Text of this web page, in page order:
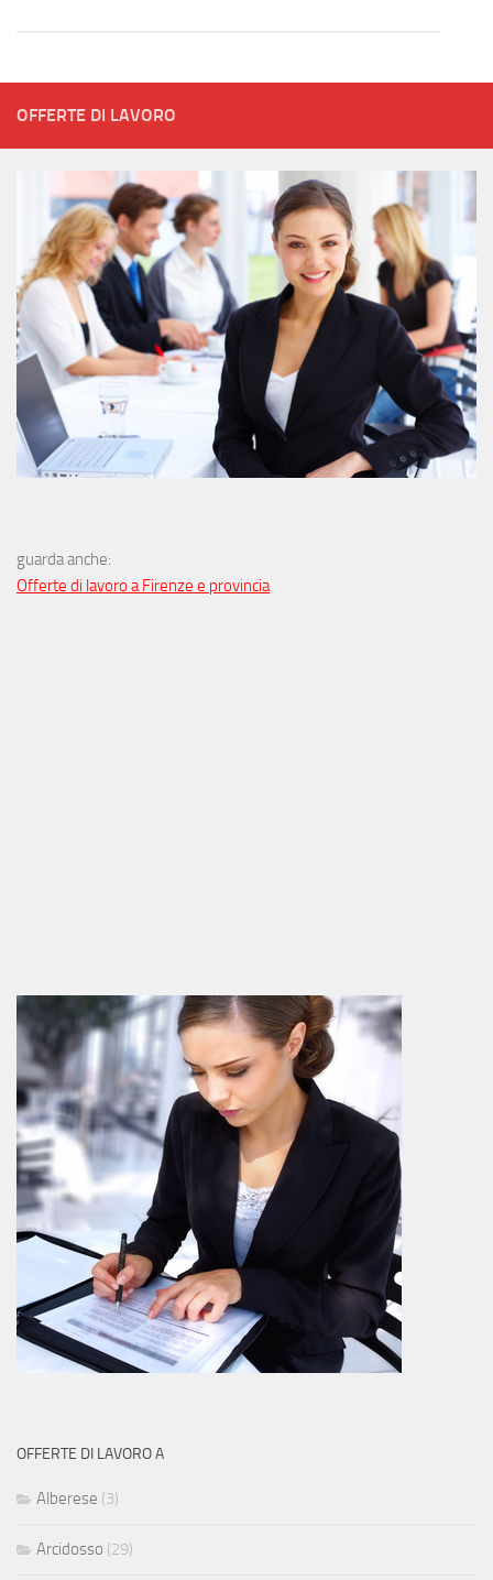
OFFERTE DI LAVORO
guarda anche:
Offerte di lavoro a Firenze e provincia
OFFERTE DI LAVORO A
Alberese (3)
Arcidosso (29)